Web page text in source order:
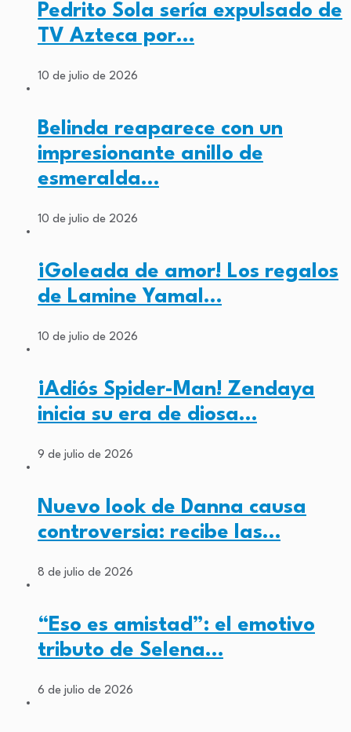
Pedrito Sola sería expulsado de
TV Azteca por…
10 de julio de 2026
Belinda reaparece con un
impresionante anillo de
esmeralda…
10 de julio de 2026
¡Goleada de amor! Los regalos
de Lamine Yamal…
10 de julio de 2026
¡Adiós Spider-Man! Zendaya
inicia su era de diosa…
9 de julio de 2026
Nuevo look de Danna causa
controversia: recibe las…
8 de julio de 2026
“Eso es amistad”: el emotivo
tributo de Selena…
6 de julio de 2026